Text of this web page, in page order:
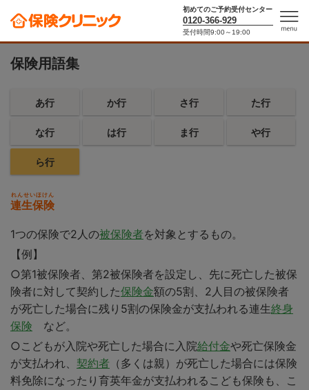
10秒で保険料がわかる！保険シミュレーター
初めてのご予約受付センター
0120-366-929
受付時間9:00～19:00
保険用語集
あ行 か行 さ行 た行
な行 は行 ま行 や行
ら行
連生保険
れんせいほけん
1つの保険で2人の被保険者を対象とするもの。
【例】
○第1被保険者、第2被保険者を設定し、先に死亡した被保
険者に対して契約した保険金額の5割、2人目の被保険者
が死亡した場合に残り5割の保険金が支払われる連生終身
保険 など。
○こどもが入院や死亡した場合に入院給付金や死亡保険金
が支払われ、 契約者 （多くは親）が死亡した場合には保険
料免除になったり育英年金が支払われるこども保険も、こ